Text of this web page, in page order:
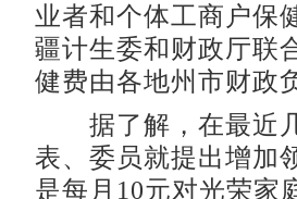
业者和个体工商户保
疆计生委和财政厅联
健费由各地州市财政
据了解，在最近几
表、委员就提出增加
是每月10元对光荣家